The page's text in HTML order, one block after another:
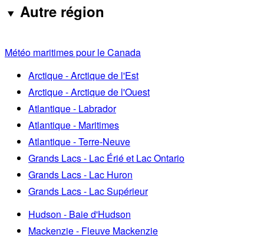
Autre région
Météo maritimes pour le Canada
Arctique - Arctique de l'Est
Arctique - Arctique de l'Ouest
Atlantique - Labrador
Atlantique - Maritimes
Atlantique - Terre-Neuve
Grands Lacs - Lac Érié et Lac Ontario
Grands Lacs - Lac Huron
Grands Lacs - Lac Supérieur
Hudson - Baie d'Hudson
Mackenzie - Fleuve Mackenzie